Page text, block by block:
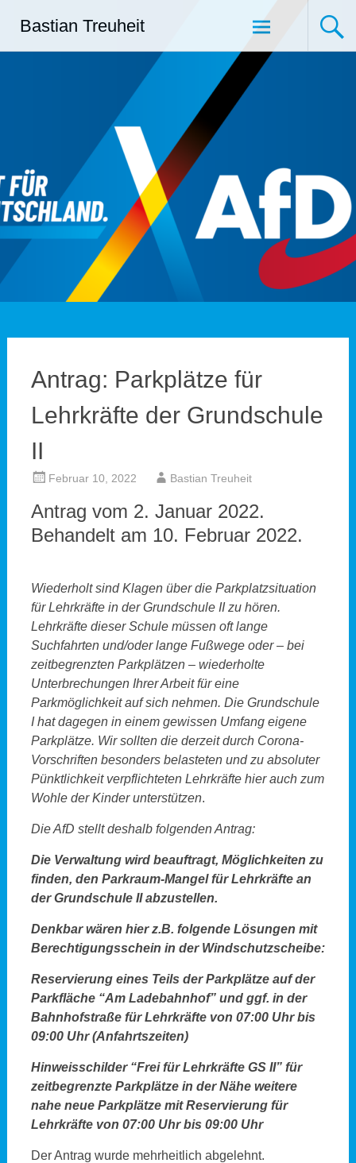
InhaltBastian Treuheit
Antrag: Parkplätze für
Lehrkräfte der Grundschule
II
Februar 10, 2022 Bastian Treuheit
Antrag vom 2. Januar 2022.
Behandelt am 10. Februar 2022.
Wiederholt sind Klagen über die Parkplatzsituation
für Lehrkräfte in der Grundschule II zu hören.
Lehrkräfte dieser Schule müssen oft lange
Suchfahrten und/oder lange Fußwege oder – bei
zeitbegrenzten Parkplätzen – wiederholte
Unterbrechungen Ihrer Arbeit für eine
Parkmöglichkeit auf sich nehmen. Die Grundschule
I hat dagegen in einem gewissen Umfang eigene
Parkplätze. Wir sollten die derzeit durch Corona-
Vorschriften besonders belasteten und zu absoluter
Pünktlichkeit verpflichteten Lehrkräfte hier auch zum
Wohle der Kinder unterstützen.
Die AfD stellt deshalb folgenden Antrag:
Die Verwaltung wird beauftragt, Möglichkeiten zu
finden, den Parkraum-Mangel für Lehrkräfte an
der Grundschule II abzustellen.
Denkbar wären hier z.B. folgende Lösungen mit
Berechtigungsschein in der Windschutzscheibe:
Reservierung eines Teils der Parkplätze auf der
Parkfläche “Am Ladebahnhof” und ggf. in der
Bahnhofstraße für Lehrkräfte von 07:00 Uhr bis
09:00 Uhr (Anfahrtszeiten)
Hinweisschilder “Frei für Lehrkräfte GS II” für
zeitbegrenzte Parkplätze in der Nähe weitere
nahe neue Parkplätze mit Reservierung für
Lehrkräfte von 07:00 Uhr bis 09:00 Uhr
Der Antrag wurde mehrheitlich abgelehnt.